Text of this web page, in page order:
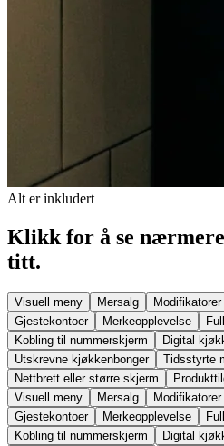
Alt er inkludert
Klikk for å se
titt.
Visuell meny Mersalg Modifikatorer
Gjestekontoer
Merkeopplevelse
Kobling til nummerskjerm
Digital
Utskrevne kjøkkenbonger
Tidsstyrte
Nettbrett eller større skjerm
Visuell meny
Mersalg Modifikatorer
Gjestekontoer
Merkeopplevelse
Kobling til nummerskjerm
Digital